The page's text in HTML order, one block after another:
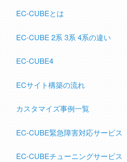
EC-CUBEとは
EC-CUBE 2系 3系 4系の違い
EC-CUBE4
ECサイト構築の流れ
カスタマイズ事例一覧
EC-CUBE緊急障害対応サービス
EC-CUBEチューニングサービス